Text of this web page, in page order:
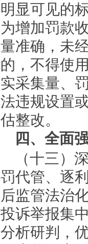
明显可见的
为增加罚款
量准确，未
的，不得使
实采集量、
法违规设置
估整改。
四、全面
（十三）
罚代管、逐
后监管法治
投诉举报集
分析研判，